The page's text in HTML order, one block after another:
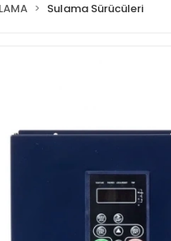
Sulama Sürücüleri